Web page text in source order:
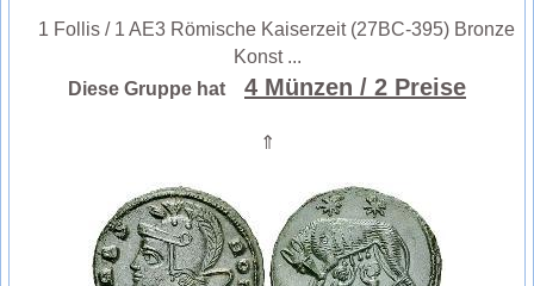
1 Follis / 1 AE3 Römische Kaiserzeit (27BC-395) Bronze
Konst ...
Diese Gruppe hat
4 Münzen / 2 Preise
⇑